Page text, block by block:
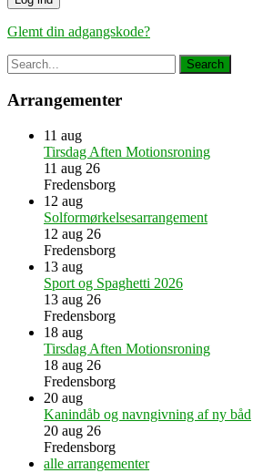
Glemt din adgangskode?
Arrangementer
11 aug
Tirsdag Aften Motionsroning
11 aug 26
Fredensborg
12 aug
Solformørkelsesarrangement
12 aug 26
Fredensborg
13 aug
Sport og Spaghetti 2026
13 aug 26
Fredensborg
18 aug
Tirsdag Aften Motionsroning
18 aug 26
Fredensborg
20 aug
Kanindåb og navngivning af ny båd
20 aug 26
Fredensborg
alle arrangementer